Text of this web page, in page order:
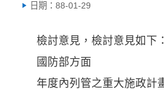
日期：88-01-29
檢討意見，檢討意見如下：
國防部方面
年度內列管之重大施政計